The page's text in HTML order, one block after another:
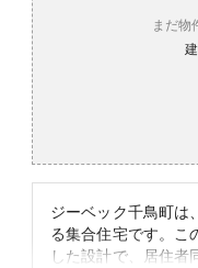
まだ物
ジーベック千鳥町は
る集合住宅です。こ
した設計で、居住者